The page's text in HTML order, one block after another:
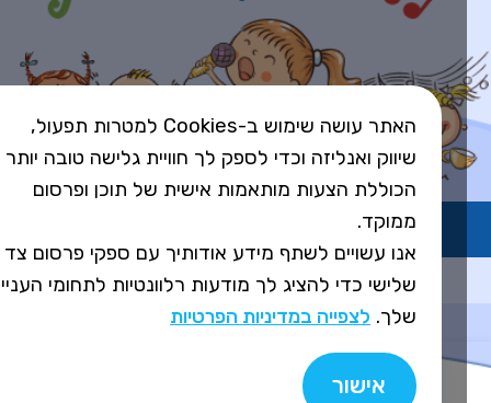
Design&Code by Elevate
האתר עושה שימוש ב-Cookies למטרות תפעול,
שיווק ואנליזה וכדי לספק לך חוויית גלישה טובה יותר
הכוללת הצעות מותאמות אישית של תוכן ופרסום
ממוקד.
אנו עשויים לשתף מידע אודותיך עם ספקי פרסום צד
שלישי כדי להציג לך מודעות רלוונטיות לתחומי העניין
שלך.לצפייה במדיניות הפרטיות
אישור